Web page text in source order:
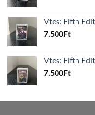
Vtes: Fifth
7.500Ft
Vtes: Fifth
7.500Ft